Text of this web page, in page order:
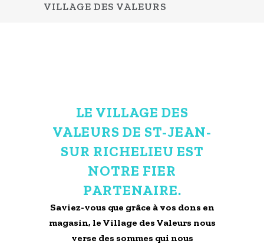
VILLAGE DES VALEURS
LE VILLAGE DES
VALEURS DE ST-JEAN-
SUR RICHELIEU EST
NOTRE FIER
PARTENAIRE.
Saviez-vous que grâce à vos dons en
magasin, le Village des Valeurs nous
verse des sommes qui nous